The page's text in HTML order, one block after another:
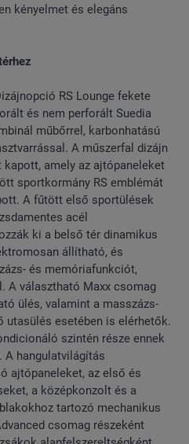
kényelmet és elegáns
RS Lounge fekete
és nem perforált Suedia
műbőrrel, karbonhatású
A műszerfal dizájn
amely az ajtópaneleket
sportkormány RS emblémát
A fűtött első sportülések
acél
ki a belső tér dinamikus
állítható, és
és memóriafunkciót,
A választható Maxx csomag
ülés, valamint a masszázs-
esetében is elérhetők.
szintén része ennek
A hangulatvilágítás
ajtópaneleket, az első és
a középkonzolt és a
tartozó mechanikus
csomag részeként